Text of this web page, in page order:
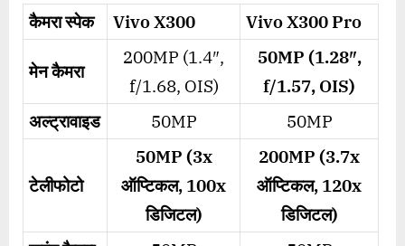
कैमरा स्पेक Vivo X300 Vivo X300 Pro
मेन कैमरा
200MP (1.4″,
f/1.68, OIS)
50MP (1.28″,
f/1.57, OIS)
अल्ट्रावाइड
50MP 50MP
टेलीफोटो
50MP (3x
ऑप्टिकल, 100x
डिजिटल)
200MP (3.7x
ऑप्टिकल, 120x
डिजिटल)